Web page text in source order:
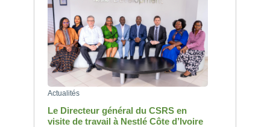
Actualités
Le Directeur général du CSRS en
visite de travail à Nestlé Côte d’Ivoire